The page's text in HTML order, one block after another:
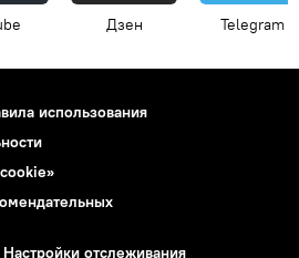
Дзен Telegram
использования
Настройки отслеживания